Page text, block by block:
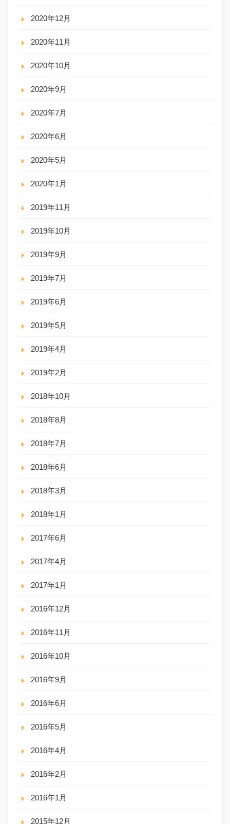
2020年12月
2020年11月
2020年10月
2020年9月
2020年7月
2020年6月
2020年5月
2020年1月
2019年11月
2019年10月
2019年9月
2019年7月
2019年6月
2019年5月
2019年4月
2019年2月
2018年10月
2018年8月
2018年7月
2018年6月
2018年3月
2018年1月
2017年6月
2017年4月
2017年1月
2016年12月
2016年11月
2016年10月
2016年9月
2016年6月
2016年5月
2016年4月
2016年2月
2016年1月
2015年12月